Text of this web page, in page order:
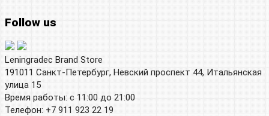
Follow us
Leningradec Brand Store
191011 Санкт-Петербург, Невский проспект 44, Итальянская
улица 15
Время работы: с 11:00 до 21:00
Телефон: +7 911 923 22 19